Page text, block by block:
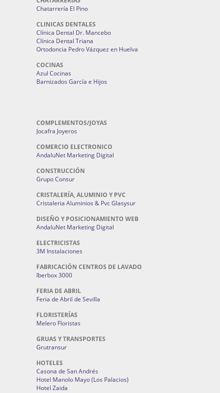
Chatarrería El Pino
CLINICAS DENTALES
Clínica Dental Dr. Mancebo
Clínica Dental Triana
Ortodoncia Pedro Vázquez en Huelva
COCINAS
Azul Cocinas
Barnizados García e Hijos
COMPLEMENTOS/JOYAS
Jocafra Joyeros
COMERCIO ELECTRONICO
AndaluNet Marketing Digital
CONSTRUCCIÓN
Grupo Consur
CRISTALERÍA, ALUMINIO Y PVC
Cristaleria Aluminios & Pvc Glasysur
DISEÑO Y POSICIONAMIENTO WEB
AndaluNet Marketing Digital
ELECTRICISTAS
3M Instalaciones
FABRICACIÓN CENTROS DE LAVADO
Iberbox 3000
FERIA DE ABRIL
Feria de Abril de Sevilla
FLORISTERÍAS
Melero Floristas
GRUAS Y TRANSPORTES
Grutransur
HOTELES
Casona de San Andrés
Hotel Manolo Mayo (Los Palacios)
Hotel Zaida